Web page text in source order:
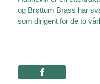
og Brøttum Brass har
som dirigent for de to